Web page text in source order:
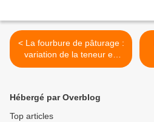
< La fourbure de pâturage :
variation de la teneur en
fructanes de l'herbe
Hébergé par Overblog
Top articles